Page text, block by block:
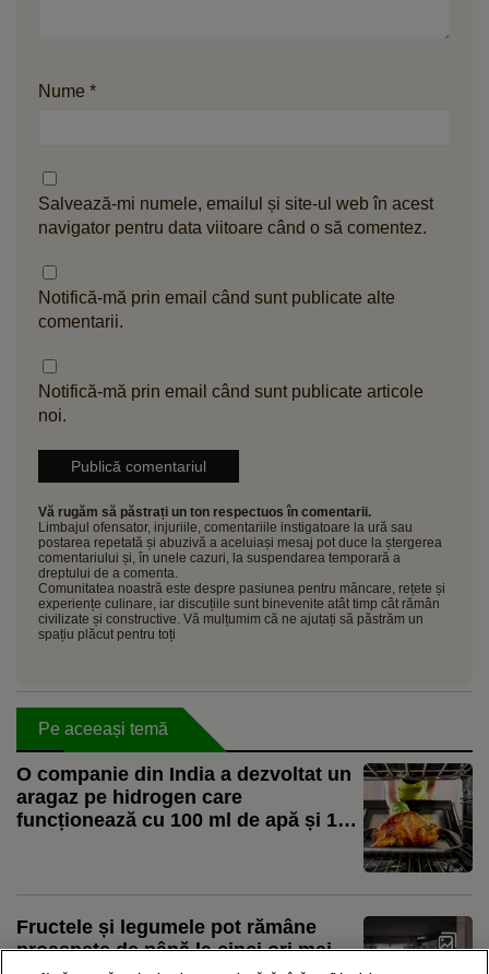
Nume *
Salvează-mi numele, emailul și site-ul web în acest
navigator pentru data viitoare când o să comentez.
Notifică-mă prin email când sunt publicate alte
comentarii.
Notifică-mă prin email când sunt publicate articole
noi.
Vă rugăm să păstrați un ton respectuos în comentarii.
Limbajul ofensator, injuriile, comentariile instigatoare la ură sau
postarea repetată și abuzivă a aceluiași mesaj pot duce la ștergerea
comentariului și, în unele cazuri, la suspendarea temporară a
dreptului de a comenta.
Comunitatea noastră este despre pasiunea pentru mâncare, rețete și
experiențe culinare, iar discuțiile sunt binevenite atât timp cât rămân
civilizate și constructive. Vă mulțumim că ne ajutați să păstrăm un
spațiu plăcut pentru toți
Pe aceeași temă
O companie din India a dezvoltat un
aragaz pe hidrogen care
funcționează cu 100 ml de apă și 1
Fructele și legumele pot rămâne
proaspete de până la cinci ori mai